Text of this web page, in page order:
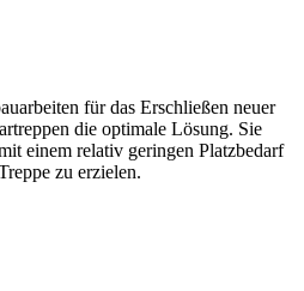
für das Erschließen neuer
die optimale Lösung. Sie
einem relativ geringen Platzbedarf
zu erzielen.